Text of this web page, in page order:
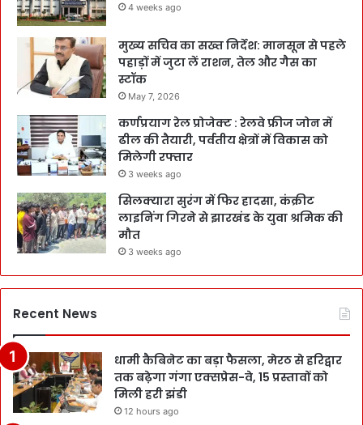
4 weeks ago
मुख्य सचिव का सख्त निर्देश: मानसून से पहले
पहाड़ों में जुटा लें राशन, तेल और गैस का
स्टॉक
May 7, 2026
कर्णप्रयाग रेल प्रोजेक्ट : रेलवे फ्रीज जोन में
ढील की तैयारी, पर्वतीय क्षेत्रों में विकास को
मिलेगी रफ्तार
3 weeks ago
सिलक्यारा सुरंग में फिर हादसा, कंक्रीट
लाइनिंग गिरने से झारखंड के युवा श्रमिक की
मौत
3 weeks ago
Recent News
धामी कैबिनेट का बड़ा फैसला, मेरठ से हरिद्वार
तक बढ़ेगा गंगा एक्सप्रेस-वे, 15 प्रस्तावों को
मिली हरी झंडी
12 hours ago